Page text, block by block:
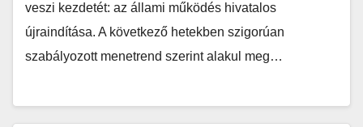
veszi kezdetét: az állami működés hivatalos
újraindítása. A következő hetekben szigorúan
szabályozott menetrend szerint alakul meg…